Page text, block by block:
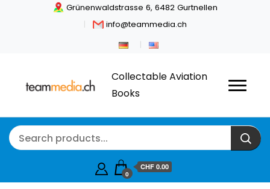
Grünenwaldstrasse 6, 6482 Gurtnellen
info@teammedia.ch
Collectable Aviation
Books
0
CHF 0.00